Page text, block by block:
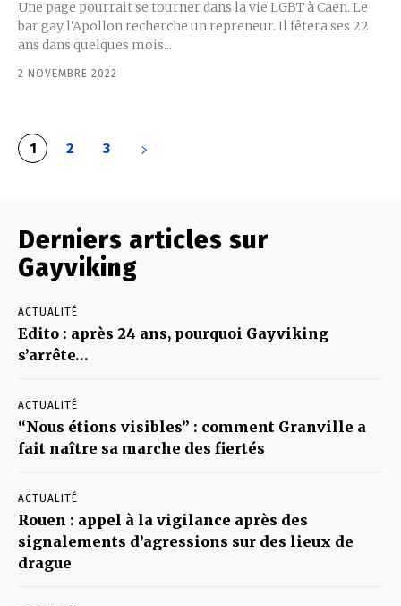
Une page pourrait se tourner dans la vie LGBT à Caen. Le
bar gay l'Apollon recherche un repreneur. Il fêtera ses 22
ans dans quelques mois...
2 NOVEMBRE 2022
1 2 3
Derniers articles sur
Gayviking
ACTUALITÉ
Edito : après 24 ans, pourquoi Gayviking
s’arrête…
ACTUALITÉ
“Nous étions visibles” : comment Granville a
fait naître sa marche des fiertés
ACTUALITÉ
Rouen : appel à la vigilance après des
signalements d’agressions sur des lieux de
drague